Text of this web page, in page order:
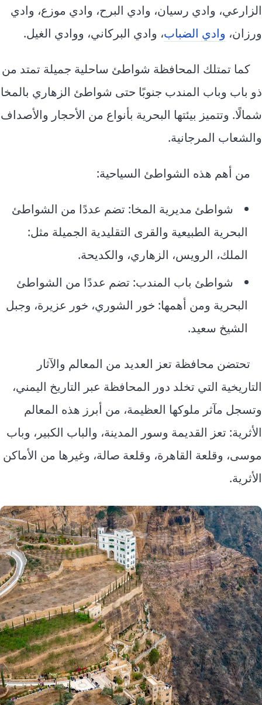
الزارعي، وادي رسيان، وادي البرح، وادي موزع، وادي
ورزان، وادي الضباب، وادي البركاني، ووادي الغيل.
كما تمتلك المحافظة شواطئ ساحلية جميلة تمتد من
ذو باب وباب المندب جنوبًا حتى شواطئ الزهاري بالمخا
شمالًا. وتتميز بيئتها البحرية بأنواع من الأحجار والأصداف
والشعاب المرجانية.
من أهم هذه الشواطئ السياحية:
شواطئ مديرية المخا: تضم عددًا من الشواطئ
البحرية الطبيعية والقرى التقليدية الجميلة مثل:
الملك، الرويس، الزهاري، والكديحة.
شواطئ باب المندب: تضم عددًا من الشواطئ
البحرية ومن أهمها: خور الشوري، خور عزيرة، وجبل
الشيخ سعيد.
تحتضن محافظة تعز العديد من المعالم والآثار
التاريخية التي تخلد دور المحافظة عبر التاريخ اليمني،
وتسجل مآثر ملوكها العظيمة، من أبرز هذه المعالم
الأثرية: تعز القديمة وسور المدينة، والباب الكبير، وباب
موسى، وقلعة القاهرة، وقلعة صالة، وغيرها من الأماكن
الأثرية.